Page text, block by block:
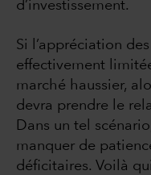
d’investissement.
Si l’appréciation
effectivement
marché haussier,
devra prendre le
Dans un tel
manquer de
déficitaires. Voilà